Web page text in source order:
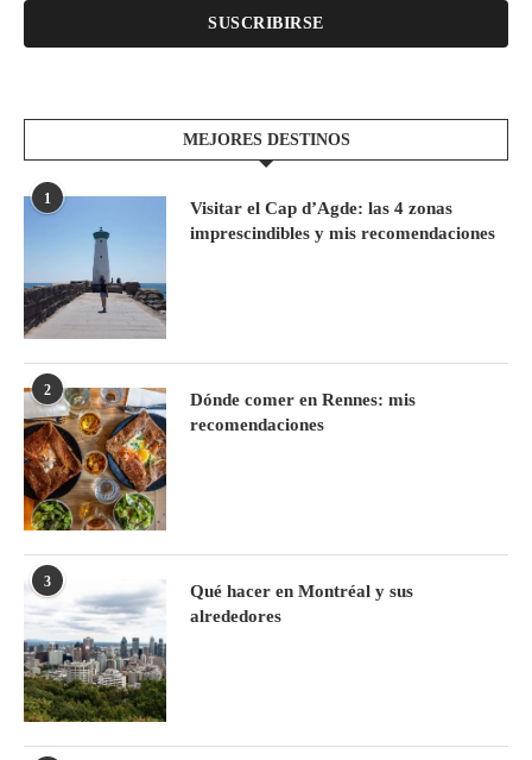
SUSCRIBIRSE
MEJORES DESTINOS
1
Visitar el Cap d’Agde: las 4 zonas
imprescindibles y mis recomendaciones
2
Dónde comer en Rennes: mis
recomendaciones
3
Qué hacer en Montréal y sus
alrededores